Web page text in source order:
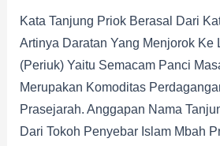
Kata Tanjung Priok Berasal Dari
Artinya Daratan Yang Menjorok Ke
(periuk) Yaitu Semacam Panci
Merupakan Komoditas
Prasejarah. Anggapan Nama
Dari Tokoh Penyebar Islam Mbah